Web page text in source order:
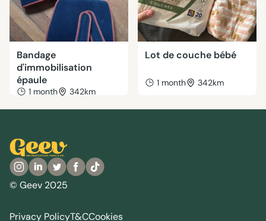
Bandage
d'immobilisation
épaule
1 month 342km
Lot de couche bébé
1 month 342km
© Geev 2025
Privacy PolicyT&CCookies